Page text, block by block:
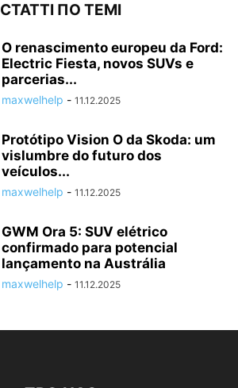
СТАТТІ ПО ТЕМІ
O renascimento europeu da Ford:
Electric Fiesta, novos SUVs e
parcerias...
maxwelhelp - 11.12.2025
Protótipo Vision O da Skoda: um
vislumbre do futuro dos
veículos...
maxwelhelp - 11.12.2025
GWM Ora 5: SUV elétrico
confirmado para potencial
lançamento na Austrália
maxwelhelp - 11.12.2025